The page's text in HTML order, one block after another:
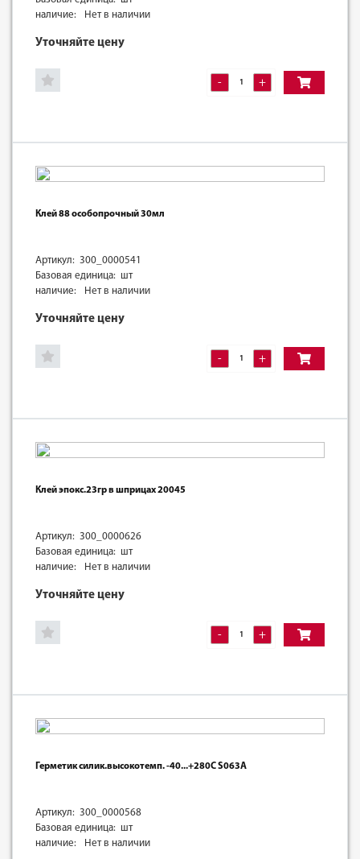
наличие:
Нет в наличии
Уточняйте цену
- +
Клей 88 особопрочный 30мл
Артикул: 300_0000541
Базовая единица: шт
наличие:
Нет в наличии
Уточняйте цену
- +
Клей эпокс.23гр в шприцах 20045
Артикул: 300_0000626
Базовая единица: шт
наличие:
Нет в наличии
Уточняйте цену
- +
Герметик силик.высокотемп. -40...+280С S063A
Артикул: 300_0000568
Базовая единица: шт
наличие:
Нет в наличии